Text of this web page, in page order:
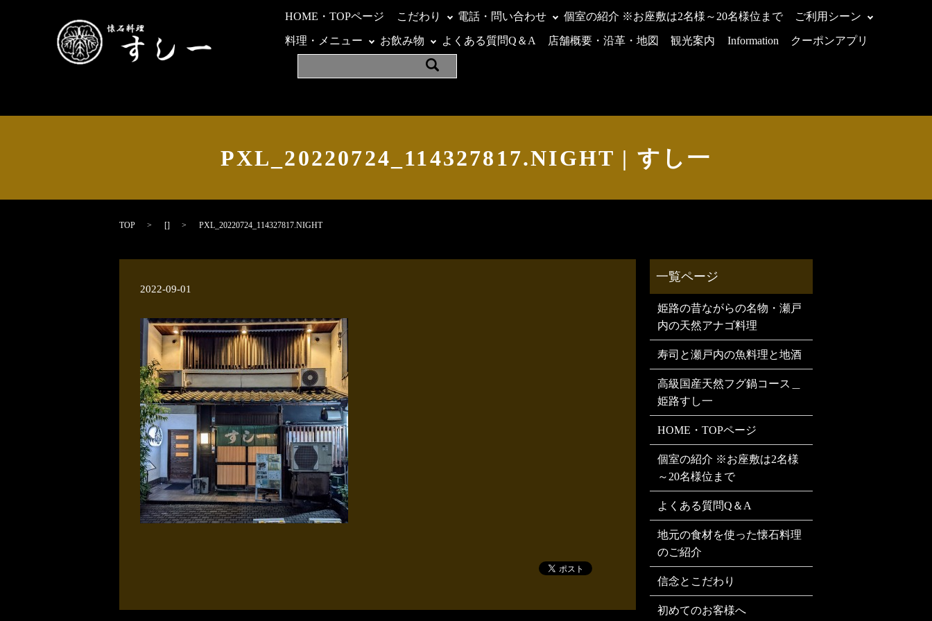
HOME・TOPページ こだわり 電話・問い合わせ 個室の紹介 ※お座敷は2名様～20名様位まで ご利用シーン
料理・メニュー お飲み物 よくある質問Q＆A 店舗概要・沿革・地図 観光案内 Information クーポンアプリ
PXL_20220724_114327817.NIGHT | すし一
TOP [] PXL_20220724_114327817.NIGHT
2022-09-01
姫路の昔ながらの名物・瀬戸
内の天然アナゴ料理
寿司と瀬戸内の魚料理と地酒
高級国産天然フグ鍋コース＿
姫路すし一
HOME・TOPページ
個室の紹介 ※お座敷は2名様
～20名様位まで
よくある質問Q＆A
地元の食材を使った懐石料理
のご紹介
信念とこだわり
初めてのお客様へ